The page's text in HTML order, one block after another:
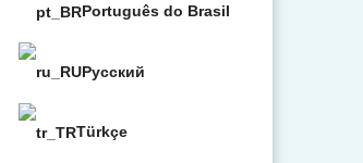
Português do Brasil
Русский
Türkçe